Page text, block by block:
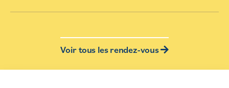
Voir tous les rendez-vous